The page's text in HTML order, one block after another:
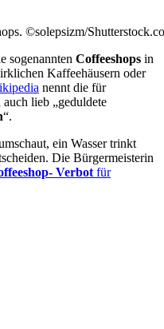
©solepsizm/
sogenannten Coffeeshops in
Kaffeehäusern oder
nennt die für
lieb „geduldete
“.
ein Wasser trinkt
Die Bürgermeisterin
Verbot für